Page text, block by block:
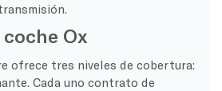
Ox
ofrece tres niveles de cobertura:
Cada uno contrato de